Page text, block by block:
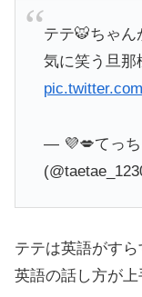
テテ🐯ちゃん
気に笑う旦
— 💜💋てっち
テテは英語がすら
英語の話し方が上